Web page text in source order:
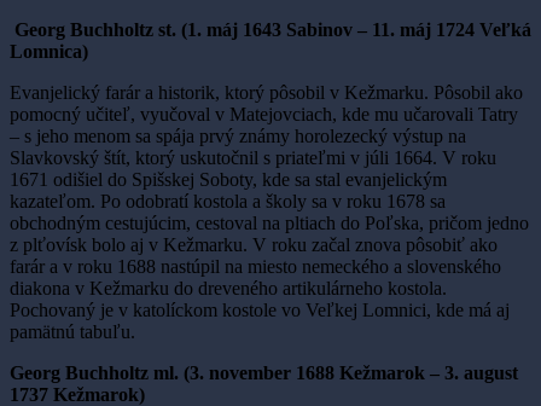
Georg Buchholtz st. (1. máj 1643 Sabinov – 11. máj 1724 Veľká
Lomnica)
Evanjelický farár a historik, ktorý pôsobil v Kežmarku. Pôsobil ako
pomocný učiteľ, vyučoval v Matejovciach, kde mu učarovali Tatry
– s jeho menom sa spája prvý známy horolezecký výstup na
Slavkovský štít, ktorý uskutočnil s priateľmi v júli 1664. V roku
1671 odišiel do Spišskej Soboty, kde sa stal evanjelickým
kazateľom. Po odobratí kostola a školy sa v roku 1678 sa
obchodným cestujúcim, cestoval na pltiach do Poľska, pričom jedno
z plťovísk bolo aj v Kežmarku. V roku začal znova pôsobiť ako
farár a v roku 1688 nastúpil na miesto nemeckého a slovenského
diakona v Kežmarku do dreveného artikulárneho kostola.
Pochovaný je v katolíckom kostole vo Veľkej Lomnici, kde má aj
pamätnú tabuľu.
Georg Buchholtz ml. (3. november 1688 Kežmarok – 3. august
1737 Kežmarok)